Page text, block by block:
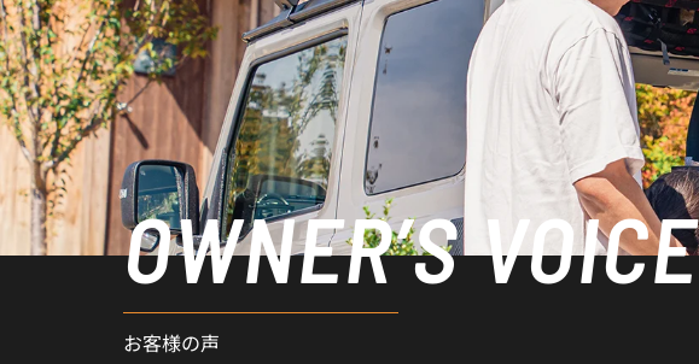
OWNER’S VOICE
お客様の声